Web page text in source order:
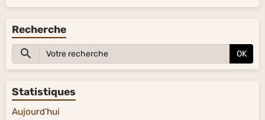
Recherche
OK
Statistiques
Aujourd'hui